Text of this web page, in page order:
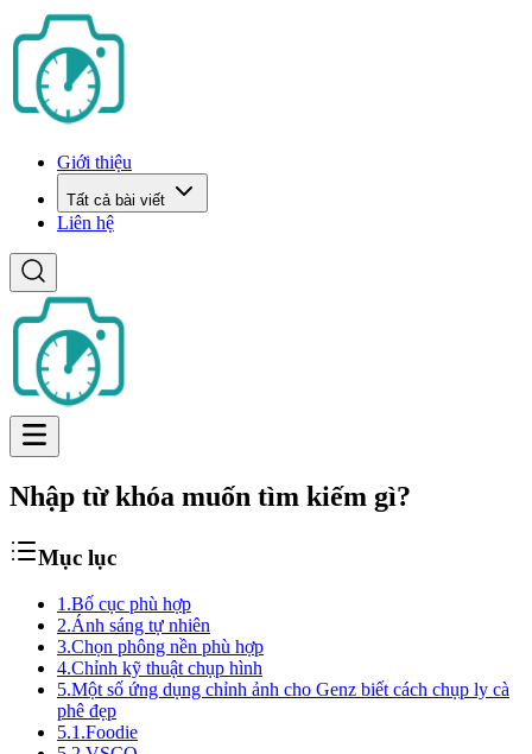
Giới thiệu
Tất cả bài viết
Liên hệ
Nhập từ khóa muốn tìm kiếm gì?
Mục lục
1.Bố cục phù hợp
2.Ánh sáng tự nhiên
3.Chọn phông nền phù hợp
4.Chỉnh kỹ thuật chụp hình
5.Một số ứng dụng chỉnh ảnh cho Genz biết cách chụp ly cà
phê đẹp
5.1.Foodie